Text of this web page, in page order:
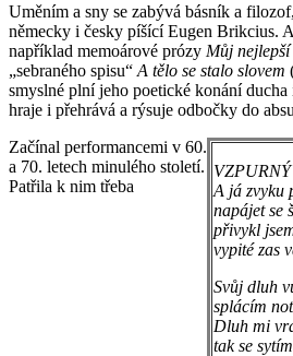
Uměním a sny se zabývá básník a
německy i česky píšící Eugen Brikcius.
například memoárové prózy Můj nejlepší
„sebraného spisu“ A tělo se stalo slovem
smyslné plní jeho poetické konání
hraje i přehrává a rýsuje odbočky do
A já zvyku
napájet se
přivykl
vypité zas
Svůj dluh
splácím
Dluh mi
tak se
Začínal performancemi v 60.
a 70. letech minulého století.
Patřila k nim třeba